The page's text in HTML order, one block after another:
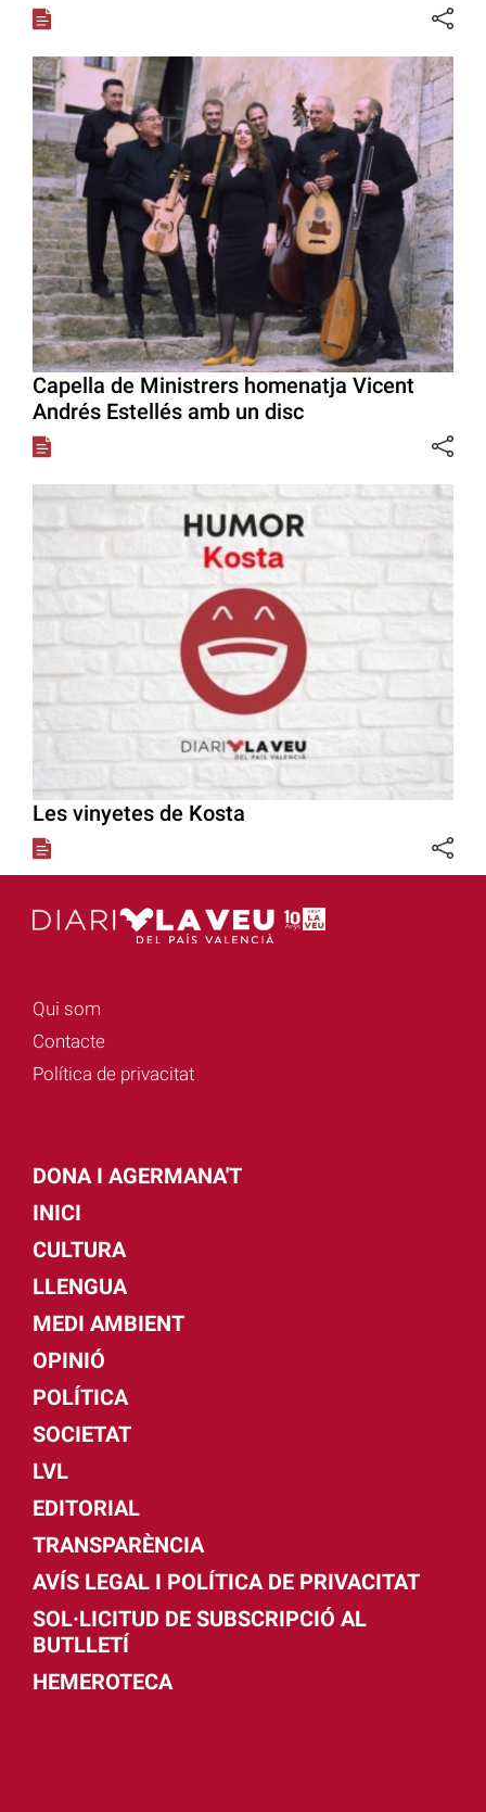
Capella de Ministrers homenatja Vicent
Andrés Estellés amb un disc
Les vinyetes de Kosta
Qui som
Contacte
Política de privacitat
DONA I AGERMANA'T
INICI
CULTURA
LLENGUA
MEDI AMBIENT
OPINIÓ
POLÍTICA
SOCIETAT
LVL
EDITORIAL
TRANSPARÈNCIA
AVÍS LEGAL I POLÍTICA DE PRIVACITAT
SOL·LICITUD DE SUBSCRIPCIÓ AL
BUTLLETÍ
HEMEROTECA